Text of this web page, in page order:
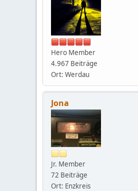
Hero Member
4.967 Beiträge
Ort: Werdau
Jona
Jr. Member
72 Beiträge
Ort: Enzkreis